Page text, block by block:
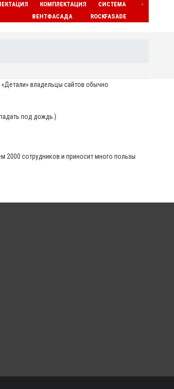
КОМПЛЕКТАЦИЯ
ВЕНТФАСАДА
СИСТЕМА
ROCKFASADE
«Детали» владельцы сайтов обычно
под дождь.)
2000 сотрудников и приносит много пользы